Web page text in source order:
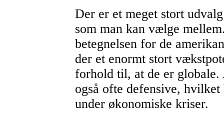
Der er et meget stort
som man kan vælge
betegnelsen for de
der et enormt stort
forhold til, at de er
også ofte defensive,
under økonomiske kriser.